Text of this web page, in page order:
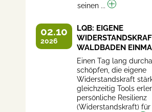
seinen ...
02.10
2026
LQB: EIGENE
WALDBADEN
Einen Tag lang
schöpfen, die eigene
Widerstandskraft
gleichzeitig Tools
persönliche Resilienz
(Widerstandskraft)